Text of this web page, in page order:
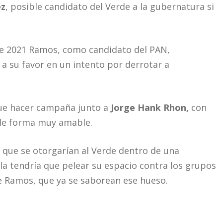
, posible candidato del Verde a la gubernatura si
Ramos, como candidato del PAN,
su favor en un intento por derrotar a
hacer campaña junto a Jorge Hank Rhon, con
forma muy amable.
se otorgarían al Verde dentro de una
tendría que pelear su espacio contra los grupos
que ya se saborean ese hueso.